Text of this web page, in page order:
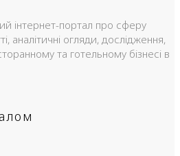
інтернет-портал про сферу
аналітичні огляди, дослідження,
та готельному бізнесі в